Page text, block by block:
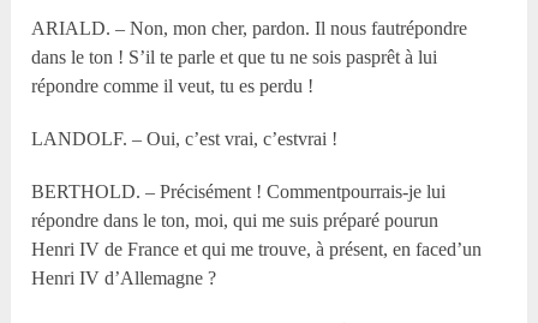
ARIALD. – Non, mon cher, pardon. Il nous fautrépondre
dans le ton ! S’il te parle et que tu ne sois pasprêt à lui
répondre comme il veut, tu es perdu !
LANDOLF. – Oui, c’est vrai, c’estvrai !
BERTHOLD. – Précisément ! Commentpourrais-je lui
répondre dans le ton, moi, qui me suis préparé pourun
Henri IV de France et qui me trouve, à présent, en faced’un
Henri IV d’Allemagne ?